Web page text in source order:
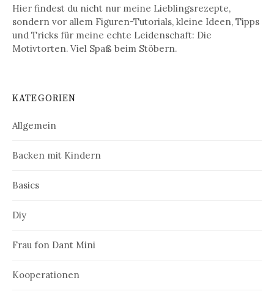
Hier findest du nicht nur meine Lieblingsrezepte,
sondern vor allem Figuren-Tutorials, kleine Ideen, Tipps
und Tricks für meine echte Leidenschaft: Die
Motivtorten. Viel Spaß beim Stöbern.
KATEGORIEN
Allgemein
Backen mit Kindern
Basics
Diy
Frau fon Dant Mini
Kooperationen